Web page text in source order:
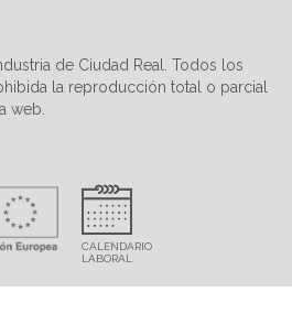
de Ciudad Real. Todos los
la reproducción total o parcial
web.